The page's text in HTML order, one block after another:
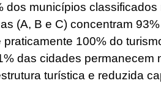
dos municípios
(A, B e C) concentram
praticamente 100% do
das cidades permanecem
turística e reduzida